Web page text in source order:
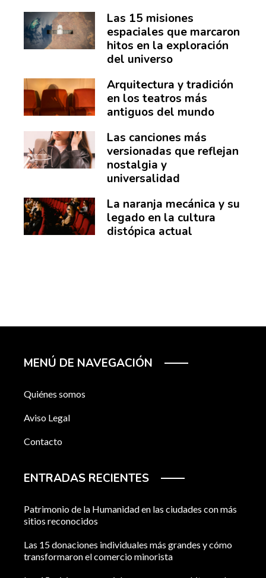
Las 15 misiones
espaciales que marcaron
hitos en la exploración
del universo
Arquitectura y tradición
en los teatros más
antiguos del mundo
Las canciones más
versionadas que reflejan
nostalgia y
universalidad
La naranja mecánica y su
legado en la cultura
distópica actual
MENÚ DE NAVEGACIÓN
Quiénes somos
Aviso Legal
Contacto
ENTRADAS RECIENTES
Patrimonio de la Humanidad en las ciudades con más
sitios reconocidos
Las 15 donaciones individuales más grandes y cómo
transformaron el comercio minorista